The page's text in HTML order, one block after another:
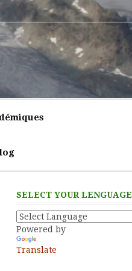
SELECT YOUR LENGUAGE
Powered by
Translate